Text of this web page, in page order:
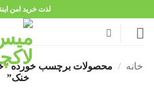
content
لذت خرید امن
خانه / محصولات برچسب خورده
خنک”